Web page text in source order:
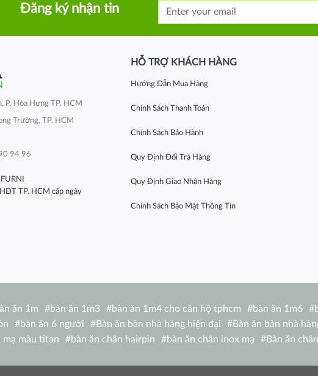
Đăng ký nhận tin
Hòa Hưng TP. HCM
Trường, TP. HCM
94 96
TP. HCM cấp ngày
HỖ TRỢ KHÁCH HÀNG
Hướng Dẫn Mua Hàng
Chính Sách Thanh Toán
Chính Sách Bảo Hành
Quy Định Đổi Trả Hàng
Quy Định Giao Nhận Hàng
Chính Sách Bảo Mật Thông Tin
ăn 1m #bàn ăn 1m3 #bàn ăn 1m4 cho căn hộ tphcm #bàn ăn 1m6 #
#bàn ăn 6 người #Bàn ăn bàn nhà hàng hiện đại #Bàn ăn bàn nhà
mạ màu titan
#bàn ăn chân hairpin #bàn ăn chân inox mạ #Bàn ăn